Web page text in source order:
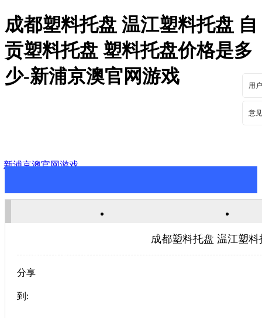
成都塑料托盘 温江塑料托盘 自
贡塑料托盘 塑料托盘价格是多
少-新浦京澳官网游戏
用
意
新浦京澳官网游戏
关于新浦京澳官网游戏 新
成都塑料托盘 温江塑
分享
到: